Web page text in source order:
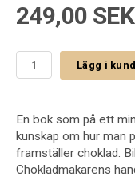
249,00 SEK
Lägg i
En bok som på ett
kunskap om hur man
framställer choklad.
Chokladmakarens